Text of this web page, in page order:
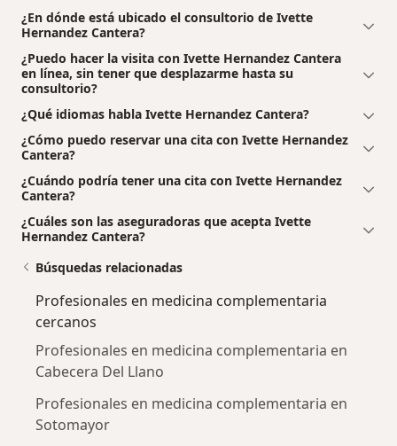
¿En dónde está ubicado el consultorio de Ivette
Hernandez Cantera?
¿Puedo hacer la visita con Ivette Hernandez Cantera
en línea, sin tener que desplazarme hasta su
consultorio?
¿Qué idiomas habla Ivette Hernandez Cantera?
¿Cómo puedo reservar una cita con Ivette Hernandez
Cantera?
¿Cuándo podría tener una cita con Ivette Hernandez
Cantera?
¿Cuáles son las aseguradoras que acepta Ivette
Hernandez Cantera?
Búsquedas relacionadas
Profesionales en medicina complementaria
cercanos
Profesionales en medicina complementaria en
Cabecera Del Llano
Profesionales en medicina complementaria en
Sotomayor